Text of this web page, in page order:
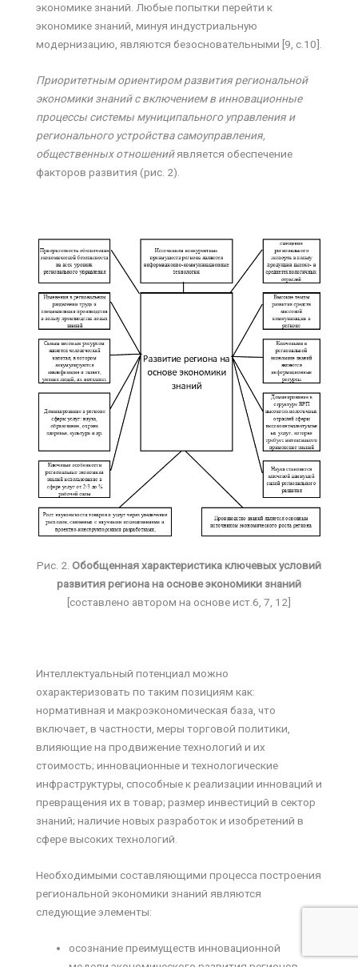
экономике знаний. Любые попытки перейти к
экономике знаний, минуя индустриальную
модернизацию, являются безосновательными [9, с.10].
Приоритетным ориентиром развития региональной
экономики знаний с включением в инновационные
процессы системы муниципального управления и
регионального устройства самоуправления,
общественных отношенийявляется обеспечение
факторов развития (рис. 2).
Рис. 2. Обобщенная характеристика ключевых условий
развития региона на основе экономики знаний
[составлено автором на основе ист.6, 7, 12]
Интеллектуальный потенциал можно
охарактеризовать по таким позициям как:
нормативная и макроэкономическая база, что
включает, в частности, меры торговой политики,
влияющие на продвижение технологий и их
стоимость; инновационные и технологические
инфраструктуры, способные к реализации инноваций и
превращения их в товар; размер инвестиций в сектор
знаний; наличие новых разработок и изобретений в
сфере высоких технологий.
Необходимыми составляющими процесса построения
региональной экономики знаний являются
следующие элементы:
осознание преимуществ инновационной